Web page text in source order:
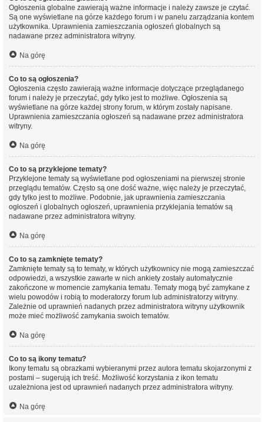
Ogłoszenia globalne zawierają ważne informacje i należy zawsze je czytać.
Są one wyświetlane na górze każdego forum i w panelu zarządzania kontem
użytkownika. Uprawnienia zamieszczania ogłoszeń globalnych są
nadawane przez administratora witryny.
Na górę
Co to są ogłoszenia?
Ogłoszenia często zawierają ważne informacje dotyczące przeglądanego
forum i należy je przeczytać, gdy tylko jest to możliwe. Ogłoszenia są
wyświetlane na górze każdej strony forum, w którym zostały napisane.
Uprawnienia zamieszczania ogłoszeń są nadawane przez administratora
witryny.
Na górę
Co to są przyklejone tematy?
Przyklejone tematy są wyświetlane pod ogłoszeniami na pierwszej stronie
przeglądu tematów. Często są one dość ważne, więc należy je przeczytać,
gdy tylko jest to możliwe. Podobnie, jak uprawnienia zamieszczania
ogłoszeń i globalnych ogłoszeń, uprawnienia przyklejania tematów są
nadawane przez administratora witryny.
Na górę
Co to są zamknięte tematy?
Zamknięte tematy są to tematy, w których użytkownicy nie mogą zamieszczać
odpowiedzi, a wszystkie zawarte w nich ankiety zostały automatycznie
zakończone w momencie zamykania tematu. Tematy mogą być zamykane z
wielu powodów i robią to moderatorzy forum lub administratorzy witryny.
Zależnie od uprawnień nadanych przez administratora witryny użytkownik
może mieć możliwość zamykania swoich tematów.
Na górę
Co to są ikony tematu?
Ikony tematu są obrazkami wybieranymi przez autora tematu skojarzonymi z
postami – sugerują ich treść. Możliwość korzystania z ikon tematu
uzależniona jest od uprawnień nadanych przez administratora witryny.
Na górę